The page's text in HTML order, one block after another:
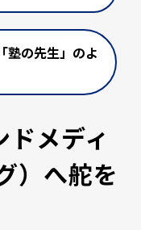
の先生」のよ
メディ
）へ舵を